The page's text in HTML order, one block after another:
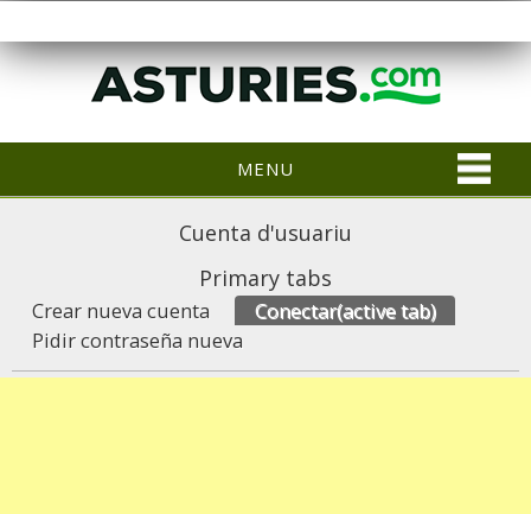
MENU
Cuenta d'usuariu
Primary tabs
Crear nueva cuenta Conectar(active tab)
Pidir contraseña nueva